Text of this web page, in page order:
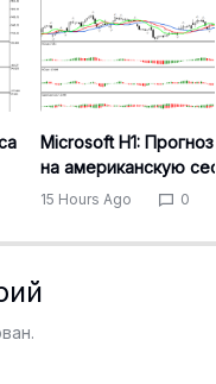
Microsoft H1:
на американскую
15 Hours Ago 0